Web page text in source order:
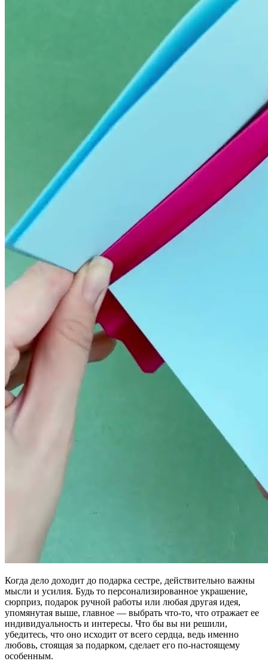
Когда дело доходит до подарка сестре, действительно важны
мысли и усилия. Будь то персонализированное украшение,
сюрприз, подарок ручной работы или любая другая идея,
упомянутая выше, главное — выбрать что-то, что отражает ее
индивидуальность и интересы. Что бы вы ни решили,
убедитесь, что оно исходит от всего сердца, ведь именно
любовь, стоящая за подарком, сделает его по-настоящему
особенным.